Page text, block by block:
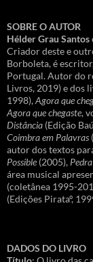
SOBRE O AUTOR
Hélder Grau Santos
Criador deste e
Borboleta, é
Portugal. Autor do
Livros, 2019) e dos
1998),Agora que
Agora que chegaste,
Distância (Edição
Coimbra em Palavras
autor dos textos
Possible (2005),
área musical
(coletânea 1995-
(Edições Pirataº,
DADOS DO LIVRO